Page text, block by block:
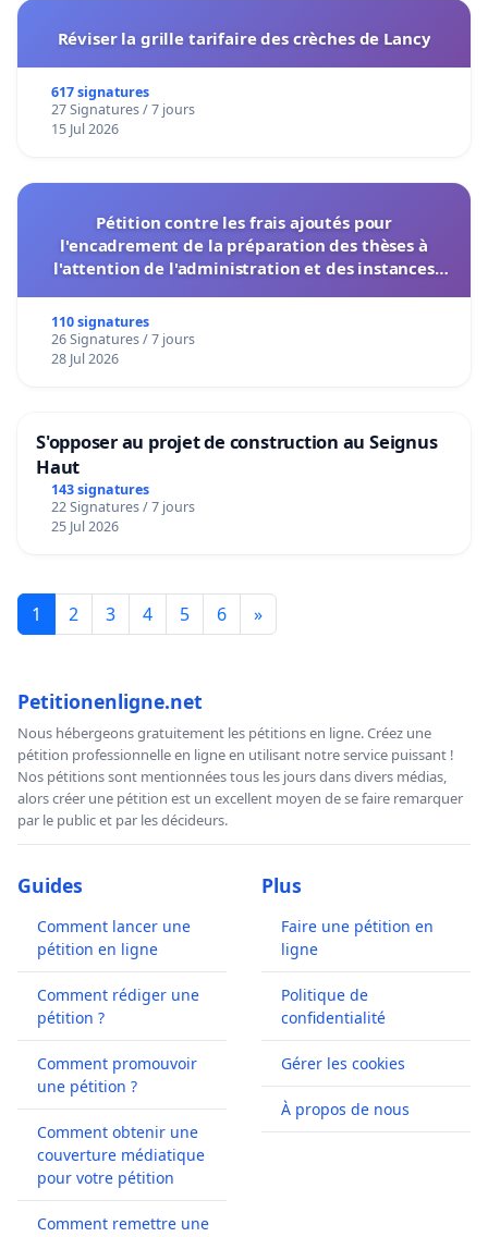
Réviser la grille tarifaire des crèches de Lancy
617 signatures
27 Signatures / 7 jours
15 Jul 2026
Pétition contre les frais ajoutés pour
l'encadrement de la préparation des thèses à
l'attention de l'administration et des instances
110 signatures
26 Signatures / 7 jours
28 Jul 2026
S'opposer au projet de construction au Seignus
Haut
143 signatures
22 Signatures / 7 jours
25 Jul 2026
1 2 3 4 5 6 »
Petitionenligne.net
Nous hébergeons gratuitement les pétitions en ligne. Créez une
pétition professionnelle en ligne en utilisant notre service puissant !
Nos pétitions sont mentionnées tous les jours dans divers médias,
alors créer une pétition est un excellent moyen de se faire remarquer
par le public et par les décideurs.
Guides
Comment lancer une
pétition en ligne
Comment rédiger une
pétition ?
Comment promouvoir
une pétition ?
Comment obtenir une
couverture médiatique
pour votre pétition
Comment remettre une
Plus
Faire une pétition en
ligne
Politique de
confidentialité
Gérer les cookies
À propos de nous